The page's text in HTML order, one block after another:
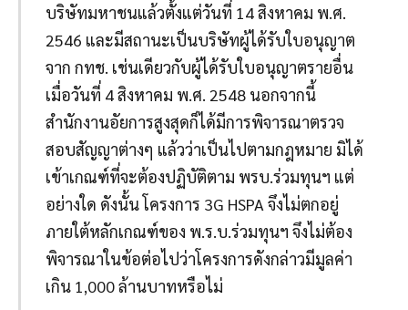
บริษัทมหาชนแล้วตั้งแต่วันที่ 14 สิงหาคม พ.ศ.
2546 และมีสถานะเป็นบริษัทผู้ได้รับใบอนุญาต
จาก กทช. เช่นเดียวกับผู้ได้รับใบอนุญาตรายอื่น
เมื่อวันที่ 4 สิงหาคม พ.ศ. 2548 นอกจากนี้
สำนักงานอัยการสูงสุดก็ได้มีการพิจารณาตรวจ
สอบสัญญาต่างๆ แล้วว่าเป็นไปตามกฎหมาย มิได้
เข้าเกณฑ์ที่จะต้องปฏิบัติตาม พรบ.ร่วมทุนฯ แต่
อย่างใด ดังนั้น โครงการ 3G HSPA จึงไม่ตกอยู่
ภายใต้หลักเกณฑ์ของ พ.ร.บ.ร่วมทุนฯ จึงไม่ต้อง
พิจารณาในข้อต่อไปว่าโครงการดังกล่าวมีมูลค่า
เกิน 1,000 ล้านบาทหรือไม่